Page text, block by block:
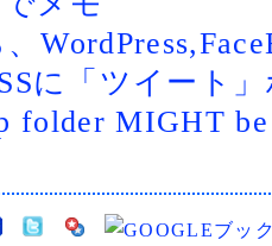
に「ツイート
folder MIGHT